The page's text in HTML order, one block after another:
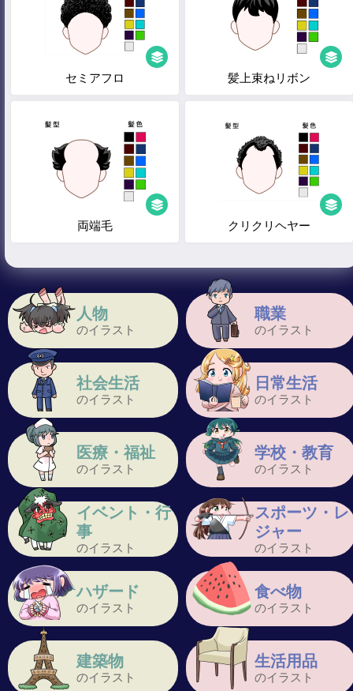
人物
のイラスト
職業
のイラスト
社会生活
のイラスト
日常生活
のイラスト
医療・福祉
のイラスト
学校・教育
のイラスト
イベント・行
事
のイラスト
スポーツ・レ
ジャー
のイラスト
ハザード
のイラスト
食べ物
のイラスト
建築物
のイラスト
生活用品
のイラスト
セミアフロ 髪上束ねリボン
両端毛 クリクリヘヤー